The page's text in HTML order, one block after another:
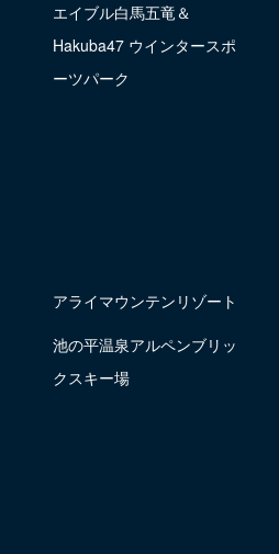
エイブル白馬五竜＆
Hakuba47 ウインタースポ
ーツパーク
アライマウンテンリゾート
池の平温泉アルペンブリッ
クスキー場